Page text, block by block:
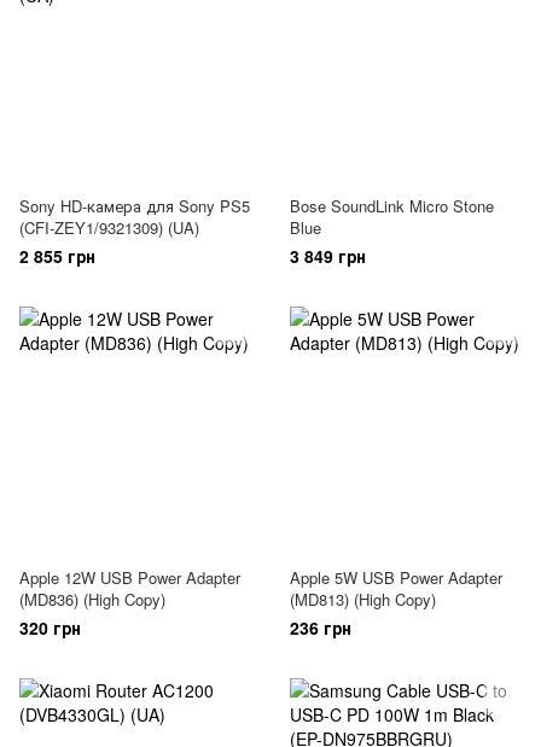
Sony HD-камера для Sony PS5
(CFI-ZEY1/9321309) (UA)
2 855 грн
Bose SoundLink Micro Stone
Blue
3 849 грн
Apple 12W USB Power Adapter
(MD836) (High Copy)
320 грн
Apple 5W USB Power Adapter
(MD813) (High Copy)
236 грн